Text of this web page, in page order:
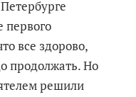
первого
все здорово,
продолжать. Но
решили